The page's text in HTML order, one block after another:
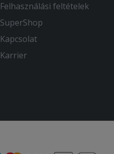
Felhasználási feltételek
SuperShop
Kapcsolat
Karrier